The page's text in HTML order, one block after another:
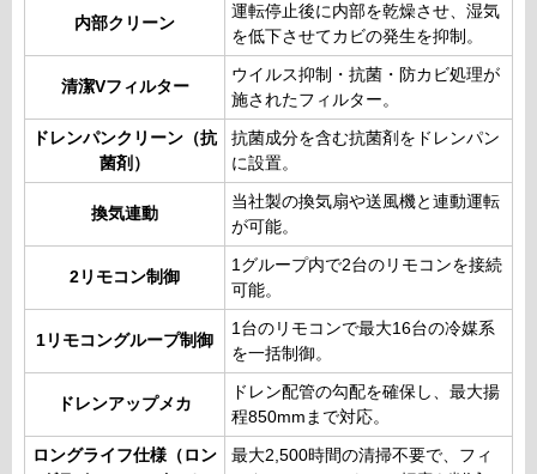
内部クリーン
運転停止後に内部を乾燥させ、湿気
を低下させてカビの発生を抑制。
清潔Vフィルター
ウイルス抑制・抗菌・防カビ処理が
施されたフィルター。
ドレンパンクリーン（抗
菌剤）
抗菌成分を含む抗菌剤をドレンパン
に設置。
換気連動
当社製の換気扇や送風機と連動運転
が可能。
2リモコン制御
1グループ内で2台のリモコンを接続
可能。
1リモコングループ制御
1台のリモコンで最大16台の冷媒系
を一括制御。
ドレンアップメカ
ドレン配管の勾配を確保し、最大揚
程850mmまで対応。
ロングライフ仕様（ロン
最大2,500時間の清掃不要で、フィ